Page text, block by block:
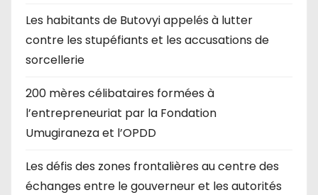
Les habitants de Butovyi appelés à lutter
contre les stupéfiants et les accusations de
sorcellerie
200 mères célibataires formées à
l’entrepreneuriat par la Fondation
Umugiraneza et l’OPDD
Les défis des zones frontalières au centre des
échanges entre le gouverneur et les autorités